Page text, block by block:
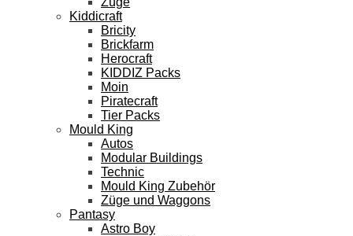
Kiddicraft
Bricity
Brickfarm
Herocraft
KIDDIZ Packs
Moin
Piratecraft
Tier Packs
Mould King
Autos
Modular Buildings
Technic
Mould King Zubehör
Züge und Waggons
Pantasy
Astro Boy